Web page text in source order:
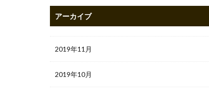
アーカイブ
2019年11月
2019年10月